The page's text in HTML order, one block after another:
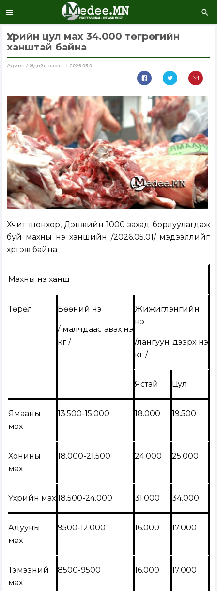
Үхрийн цул мах 34.000 төгрөгийн
ханштай байна
Aдмин / Эдийн засаг 2026.05.01
Хүчит шонхор, Дэнжийн 1000 захад борлуулагдаж
буй махны үнэ ханшийн /2026.05.01/ мэдээллийг
хүргэж байна.
Махны үнэ ханш
Төрөл Бөөний үнэ
/ малчдаас авах үнэ
кг /
Жижиглэнгийн
үнэ
/лангуун дээрх үнэ
кг /
Ястай Цул
Ямааны
мах
13.500-15.000 18.000 19.500
Хонины
мах
18.000-21.500 24.000 25.000
Үхрийн мах 18.500-24.000 31.000 34.000
Адууны
мах
9500-12.000 16.000 17.000
Тэмээний
мах
8500-9500 16.000 17.000